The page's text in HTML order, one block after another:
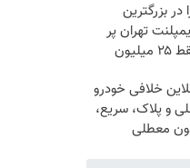
در بزرگترین
تهران پر
خلافی خودرو
و پلاک، سریع،
معطلی